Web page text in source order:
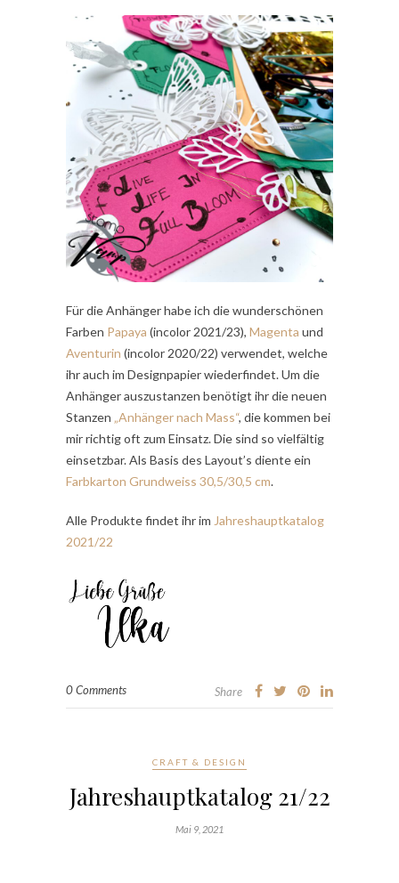
Für die Anhänger habe ich die wunderschönen
Farben Papaya (incolor 2021/23), Magenta und
Aventurin (incolor 2020/22) verwendet, welche
ihr auch im Designpapier wiederfindet. Um die
Anhänger auszustanzen benötigt ihr die neuen
Stanzen „Anhänger nach Mass“, die kommen bei
mir richtig oft zum Einsatz. Die sind so vielfältig
einsetzbar. Als Basis des Layout’s diente ein
Farbkarton Grundweiss 30,5/30,5 cm.
Alle Produkte findet ihr im Jahreshauptkatalog
2021/22
0 Comments Share
CRAFT & DESIGN
Jahreshauptkatalog 21/22
Mai 9, 2021